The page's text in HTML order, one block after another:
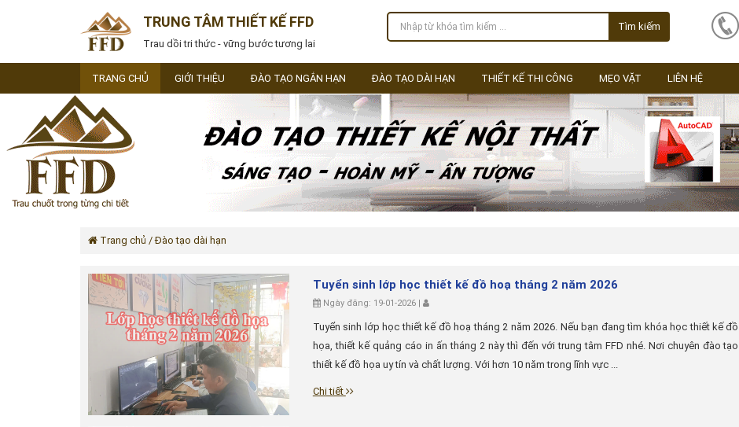
TRUNG TÂM THIẾT KẾ FFD
Trau dồi tri thức - vững bước tương lai
Tìm kiếm
TRANG CHỦ GIỚI THIỆU ĐÀO TẠO NGẮN HẠN ĐÀO TẠO DÀI HẠN THIẾT KẾ THI CÔNG MẸO VẶT LIÊN HỆ
Trang chủ / Đào tạo dài hạn
Tuyển sinh lớp học thiết kế đồ hoạ tháng 2 năm 2026
Ngày đăng: 19-01-2026 |
Tuyển sinh lớp học thiết kế đồ hoạ tháng 2 năm 2026. Nếu bạn đang tìm khóa học thiết kế đồ
họa, thiết kế quảng cáo in ấn tháng 2 này thì đến với trung tâm FFD nhé. Nơi chuyên đào tạo
thiết kế đồ họa uy tín và chất lượng. Với hơn 10 năm trong lĩnh vực ...
Chi tiết